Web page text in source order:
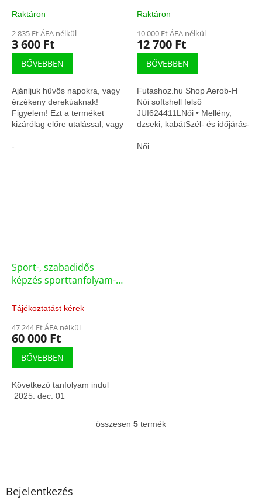
Raktáron
2 835 Ft ÁFA nélkül
3 600 Ft
BŐVEBBEN
Ajánljuk hűvös napokra, vagy
érzékeny derekúaknak!
Figyelem! Ezt a terméket
kizárólag előre utalással, vagy
fizetéssel tudjuk szállítani.
Figyelem!...
-
Raktáron
10 000 Ft ÁFA nélkül
12 700 Ft
BŐVEBBEN
Futashoz.hu Shop Aerob-H
Női softshell felső
JUI624411LNői • Mellény,
dzseki, kabátSzél- és időjárás-
kialakítás
Női
Sport-, szabadidős
képzés sporttanfolyam-
Tájékoztatást kérek
47 244 Ft ÁFA nélkül
60 000 Ft
BŐVEBBEN
Következő tanfolyam indul
2025. dec. 01
L
s
összesen 5 termék
L
Bejelentkezés